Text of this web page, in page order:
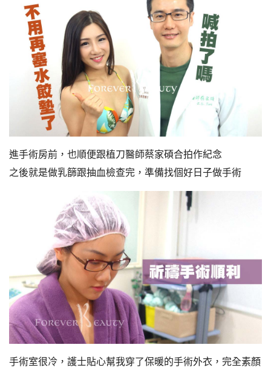
進手術房前，也順便跟植刀醫師蔡家碩合拍作紀念
之後就是做乳篩跟抽血檢查完，準備找個好日子做手術
手術室很冷，護士貼心幫我穿了保暖的手術外衣，完全素顏